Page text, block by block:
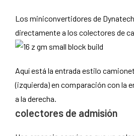
Los miniconvertidores de
directamente a los colectores de
Aquí está la entrada estilo
(izquierda) en comparación con la
a la derecha.
colectores de admisión